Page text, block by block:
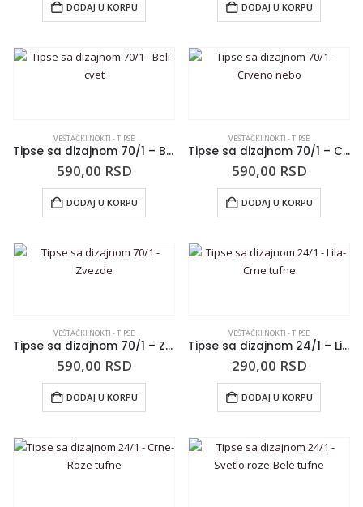
DODAJ U KORPU DODAJ U KORPU
VEŠTAČKI NOKTI - TIPSE
Tipse sa dizajnom 70/1 – Beli cvet
590,00 RSD
DODAJ U KORPU
VEŠTAČKI NOKTI - TIPSE
Tipse sa dizajnom 70/1 – Crveno nebo
590,00 RSD
DODAJ U KORPU
VEŠTAČKI NOKTI - TIPSE
Tipse sa dizajnom 70/1 – Zvezde
590,00 RSD
DODAJ U KORPU
VEŠTAČKI NOKTI - TIPSE
Tipse sa dizajnom 24/1 – Lila-Crne tufne
290,00 RSD
DODAJ U KORPU